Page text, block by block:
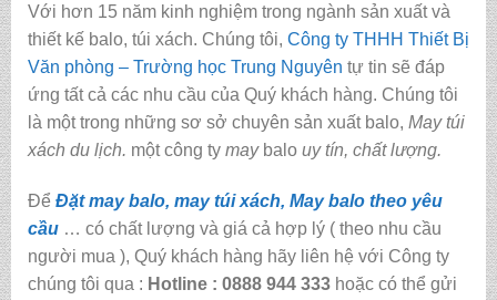
Với hơn 15 năm kinh nghiệm trong ngành sản xuất và
thiết kế balo, túi xách. Chúng tôi, Công ty THHH Thiết Bị
Văn phòng – Trường học Trung Nguyên tự tin sẽ đáp
ứng tất cả các nhu cầu của Quý khách hàng. Chúng tôi
là một trong những sơ sở chuyên sản xuất balo, May túi
xách du lịch. một công tymaybalo uy tín, chất lượng.
Để Đặt may balo, may túi xách, May balo theo yêu
cầu… có chất lượng và giá cả hợp lý ( theo nhu cầu
người mua ), Quý khách hàng hãy liên hệ với Công ty
chúng tôi qua : Hotline : 0888 944 333hoặc có thể gửi